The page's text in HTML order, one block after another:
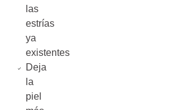
las
estrías
ya
existentes
Deja
la
piel